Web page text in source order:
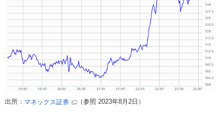
出所： マネックス証券 （参照 2023年8月2日）